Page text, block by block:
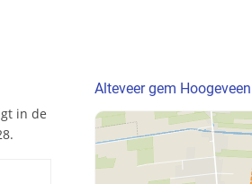
in de
Alteveer gem